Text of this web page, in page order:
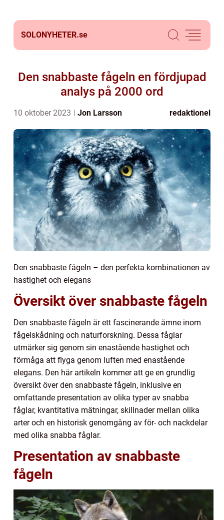
SOLONYHETER.se
Den snabbaste fågeln en fördjupad
analys på 2000 ord
10 oktober 2023 Jon Larsson redaktionel
Den snabbaste fågeln – den perfekta kombinationen av
hastighet och elegans
Översikt över snabbaste fågeln
Den snabbaste fågeln är ett fascinerande ämne inom
fågelskådning och naturforskning. Dessa fåglar
utmärker sig genom sin enastående hastighet och
förmåga att flyga genom luften med enastående
elegans. Den här artikeln kommer att ge en grundlig
översikt över den snabbaste fågeln, inklusive en
omfattande presentation av olika typer av snabba
fåglar, kvantitativa mätningar, skillnader mellan olika
arter och en historisk genomgång av för- och nackdelar
med olika snabba fåglar.
Presentation av snabbaste
fågeln